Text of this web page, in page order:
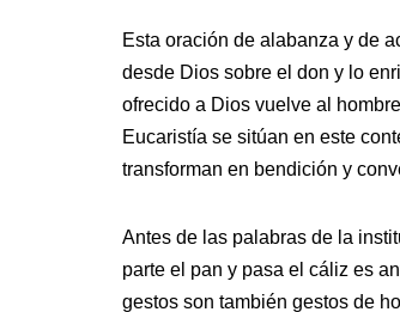
Esta oración de alabanza y de
desde Dios sobre el don y lo
ofrecido a Dios vuelve al
Eucaristía se sitúan en este
transforman en bendición y
Antes de las palabras de la
parte el pan y pasa el cáliz es
gestos son también gestos de